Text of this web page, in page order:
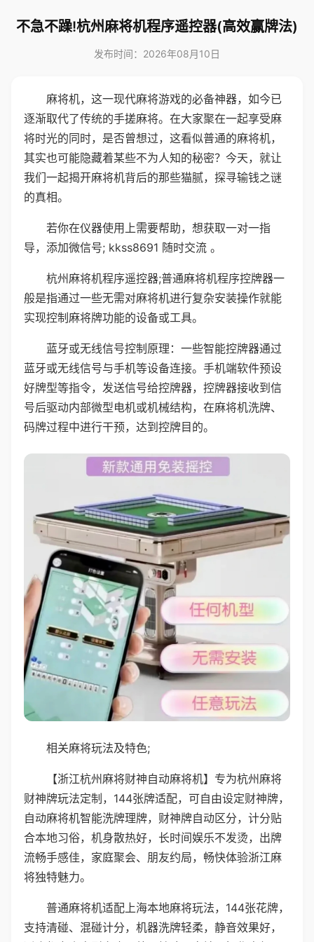
不急不躁!杭州麻将机程序遥控器(高效赢牌法)
发布时间：2026年08月10日
麻将机，这一现代麻将游戏的必备神器，如今已
逐渐取代了传统的手搓麻将。在大家聚在一起享受麻
将时光的同时，是否曾想过，这看似普通的麻将机，
其实也可能隐藏着某些不为人知的秘密？今天，就让
我们一起揭开麻将机背后的那些猫腻，探寻输钱之谜
的真相。
若你在仪器使用上需要帮助，想获取一对一指
导，添加微信号; kkss8691 随时交流 。
杭州麻将机程序遥控器;普通麻将机程序控牌器一
般是指通过一些无需对麻将机进行复杂安装操作就能
实现控制麻将牌功能的设备或工具。
蓝牙或无线信号控制原理：一些智能控牌器通过
蓝牙或无线信号与手机等设备连接。手机端软件预设
好牌型等指令，发送信号给控牌器，控牌器接收到信
号后驱动内部微型电机或机械结构，在麻将机洗牌、
码牌过程中进行干预，达到控牌目的。
相关麻将玩法及特色;
【浙江杭州麻将财神自动麻将机】专为杭州麻将
财神牌玩法定制，144张牌适配，可自由设定财神牌，
自动麻将机智能洗牌理牌，财神牌自动区分，计分贴
合本地习俗，机身散热好，长时间娱乐不发烫，出牌
流畅手感佳，家庭聚会、朋友约局，畅快体验浙江麻
将独特魅力。
普通麻将机适配上海本地麻将玩法，144张花牌，
支持清碰、混碰计分，机器洗牌轻柔，静音效果好，